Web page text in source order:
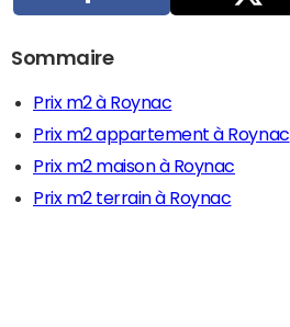
Sommaire
Prix m2 à Roynac
Prix m2 appartement à Roynac
Prix m2 maison à Roynac
Prix m2 terrain à Roynac